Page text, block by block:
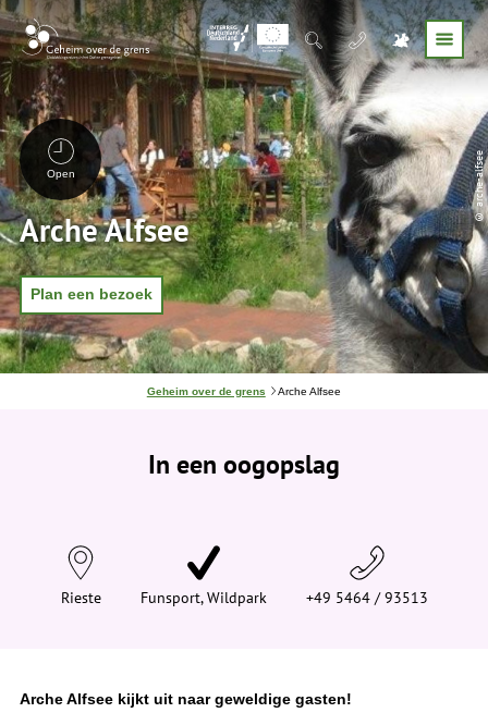
© arche-alfsee
Open
Arche Alfsee
Plan een bezoek
J
v
e
Geheim over de grens Arche Alfsee
In een oogopslag
Rieste Funsport, Wildpark +49 5464 / 93513
Arche Alfsee kijkt uit naar geweldige gasten!